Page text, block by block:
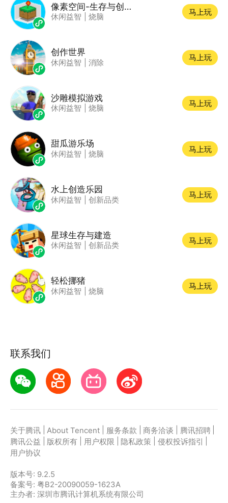
像素空间-生存与创造
休闲益智 烧脑
马上玩
创作世界
休闲益智 消除
马上玩
沙雕模拟游戏
休闲益智 烧脑
马上玩
甜瓜游乐场
休闲益智 烧脑
马上玩
水上创造乐园
休闲益智 创新品类
马上玩
星球生存与建造
休闲益智 创新品类
马上玩
轻松挪猪
休闲益智 烧脑
马上玩
联系我们
关于腾讯 About Tencent 服务条款 商务洽谈 腾讯招聘
腾讯公益
版权所有 用户权限 隐私政策 侵权投诉指引
用户协议
版本号: 9.2.5
备案号: 粤B2-20090059-1623A
主办者: 深圳市腾讯计算机系统有限公司